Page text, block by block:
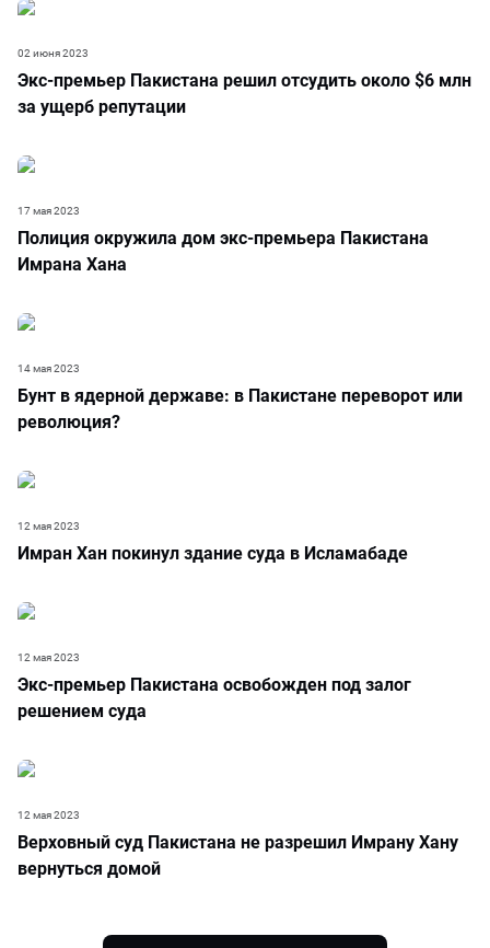
Экс-премьер Пакистана решил отсудить около $6 млн
за ущерб репутации
02 июня 2023
Полиция окружила дом экс-премьера Пакистана
Имрана Хана
17 мая 2023
Бунт в ядерной державе: в Пакистане переворот или
революция?
14 мая 2023
Имран Хан покинул здание суда в Исламабаде
12 мая 2023
Экс-премьер Пакистана освобожден под залог
решением суда
12 мая 2023
Верховный суд Пакистана не разрешил Имрану Хану
вернуться домой
12 мая 2023